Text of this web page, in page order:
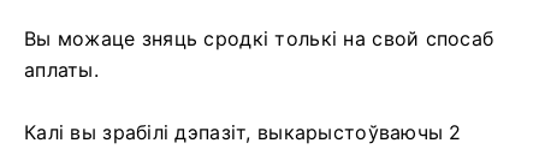
Вы можаце зняць сродкі толькі на свой спосаб
аплаты.
Калі вы зрабілі дэпазіт, выкарыстоўваючы 2